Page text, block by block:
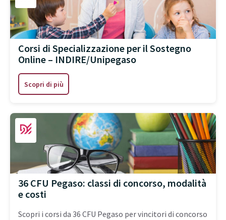
Corsi di Specializzazione per il Sostegno
Online – INDIRE/Unipegaso
Scopri di più
36 CFU Pegaso: classi di concorso, modalità
e costi
Scopri i corsi da 36 CFU Pegaso per vincitori di concorso